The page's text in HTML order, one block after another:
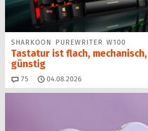
SHARKOON PUREWRITER W100
Tastatur ist flach,
günstig
75 Kommentare
04.08.2026